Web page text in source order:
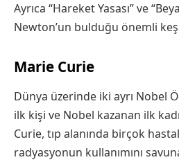
Ayrıca “Hareket Yasası” ve
Newton’un bulduğu önemli
Marie Curie
Dünya üzerinde iki ayrı Nobel
ilk kişi ve Nobel kazanan ilk
Curie, tıp alanında birçok
radyasyonun kullanımını